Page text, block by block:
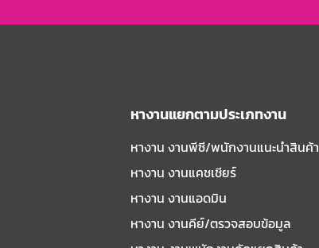
หางานแยกตามประเภทงาน
หางาน งานพีซี/พนักงานแนะนําสินค้า
หางาน งานแคชเชียร์
หางาน งานแอดมิน
หางาน งานคีย์/ตรวจสอบข้อมูล